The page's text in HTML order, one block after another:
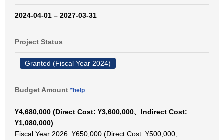
2024-04-01 – 2027-03-31
Project Status
Granted (Fiscal Year 2024)
Budget Amount *help
¥4,680,000 (Direct Cost: ¥3,600,000、Indirect Cost:
¥1,080,000)
Fiscal Year 2026: ¥650,000 (Direct Cost: ¥500,000、